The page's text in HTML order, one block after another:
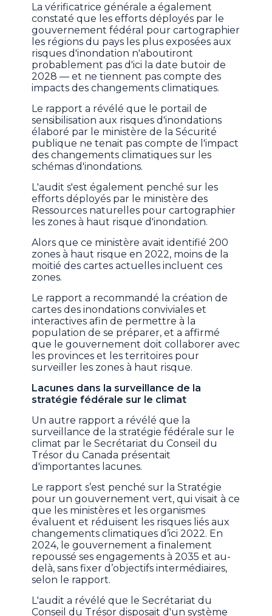
La vérificatrice générale a également
constaté que les efforts déployés par le
gouvernement fédéral pour cartographier
les régions du pays les plus exposées aux
risques d'inondation n'aboutiront
probablement pas d'ici la date butoir de
2028 — et ne tiennent pas compte des
impacts des changements climatiques.
Le rapport a révélé que le portail de
sensibilisation aux risques d'inondations
élaboré par le ministère de la Sécurité
publique ne tenait pas compte de l'impact
des changements climatiques sur les
schémas d'inondations.
L'audit s'est également penché sur les
efforts déployés par le ministère des
Ressources naturelles pour cartographier
les zones à haut risque d'inondation.
Alors que ce ministère avait identifié 200
zones à haut risque en 2022, moins de la
moitié des cartes actuelles incluent ces
zones.
Le rapport a recommandé la création de
cartes des inondations conviviales et
interactives afin de permettre à la
population de se préparer, et a affirmé
que le gouvernement doit collaborer avec
les provinces et les territoires pour
surveiller les zones à haut risque.
Lacunes dans la surveillance de la
stratégie fédérale sur le climat
Un autre rapport a révélé que la
surveillance de la stratégie fédérale sur le
climat par le Secrétariat du Conseil du
Trésor du Canada présentait
d'importantes lacunes.
Le rapport s’est penché sur la Stratégie
pour un gouvernement vert, qui visait à ce
que les ministères et les organismes
évaluent et réduisent les risques liés aux
changements climatiques d’ici 2022. En
2024, le gouvernement a finalement
repoussé ses engagements à 2035 et au-
delà, sans fixer d’objectifs intermédiaires,
selon le rapport.
L'audit a révélé que le Secrétariat du
Conseil du Trésor disposait d'un système